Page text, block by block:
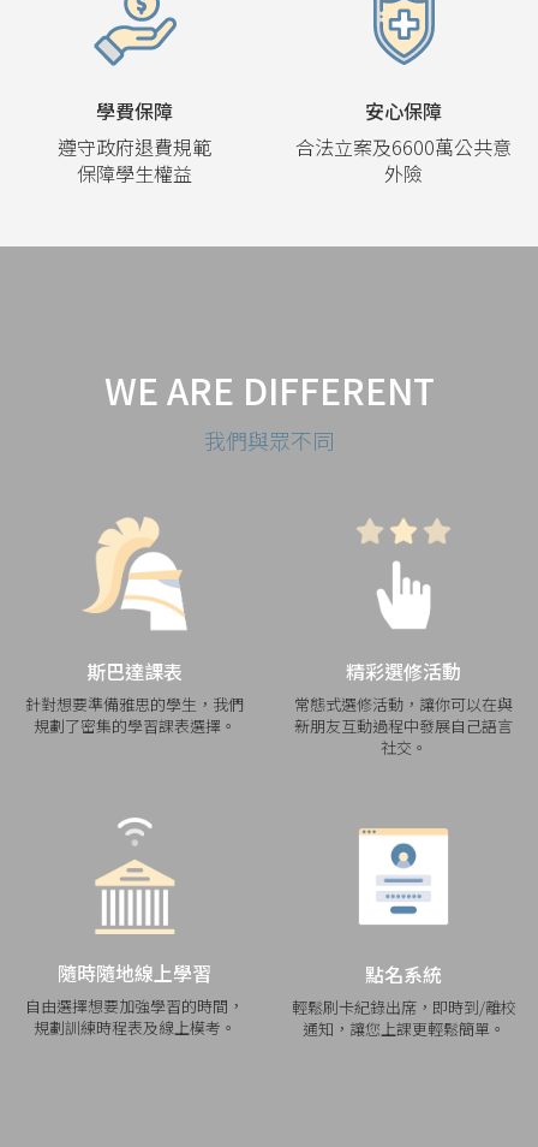
學費保障
遵守政府退費規範
保障學生權益
安心保障
合法立案及6600萬公共意
外險
WE ARE DIFFERENT
我們與眾不同
斯巴達課表
針對想要準備雅思的學生，我們
規劃了密集的學習課表選擇。
精彩選修活動
常態式選修活動，讓你可以在與
新朋友互動過程中發展自己語言
社交。
隨時隨地線上學習
自由選擇想要加強學習的時間，
規劃訓練時程表及線上模考。
點名系統
輕鬆刷卡紀錄出席，即時到/離校
通知，讓您上課更輕鬆簡單。